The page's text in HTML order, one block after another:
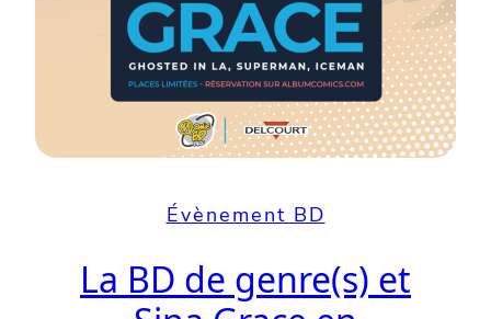
Évènement BD
La BD de genre(s) et